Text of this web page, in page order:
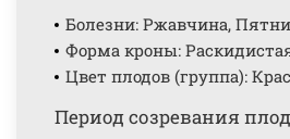
Болезни: Ржавчина,
Форма кроны:
Цвет плодов (группа):
Период созревания